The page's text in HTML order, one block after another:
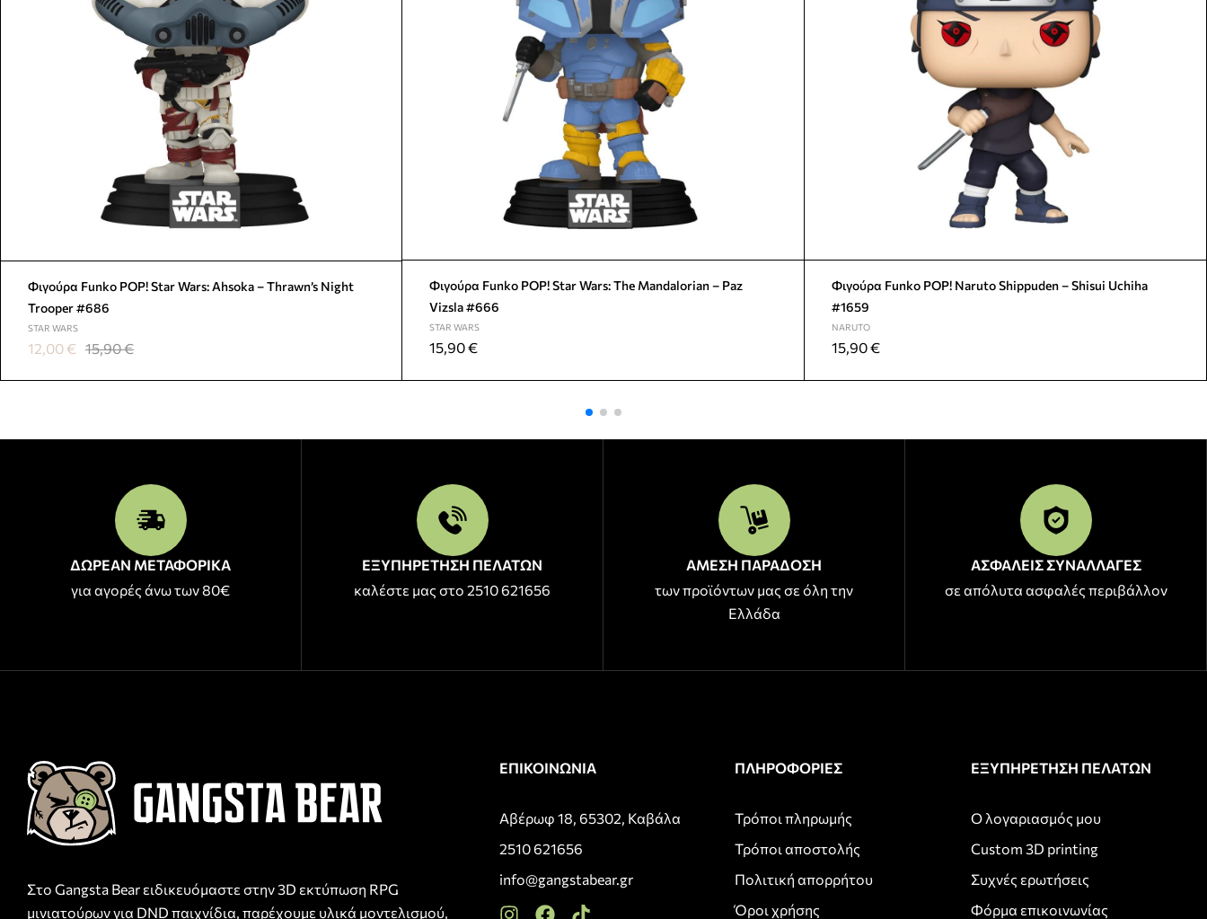
Φιγούρα Funko POP! Star Wars: Ahsoka – Thrawn’s Night
Trooper #686
STAR WARS
15,90€
12,00€
Φιγούρα Funko POP! Star Wars: The Mandalorian – Paz
Vizsla #666
STAR WARS
15,90€
Φιγούρα Funko POP! Naruto Shippuden – Shisui Uchiha
#1659
NARUTO
15,90€
ΔΩΡΕΑΝ ΜΕΤΑΦΟΡΙΚΑ
για αγορές άνω των 80€
ΕΞΥΠΗΡΕΤΗΣΗ ΠΕΛΑΤΩΝ
καλέστε μας στο 2510 621656
ΑΜΕΣΗ ΠΑΡΑΔΟΣΗ
των προϊόντων μας σε όλη την
Ελλάδα
ΑΣΦΑΛΕΙΣ ΣΥΝΑΛΛΑΓΕΣ
σε απόλυτα ασφαλές περιβάλλον
Στο Gangsta Bear ειδικευόμαστε στην 3D εκτύπωση RPG
μινιατούρων για DND παιχνίδια, παρέχουμε υλικά μοντελισμού,
ΕΠΙΚΟΙΝΩΝΙΑ
Αβέρωφ 18, 65302, Καβάλα
2510 621656
info@gangstabear.gr
ΠΛΗΡΟΦΟΡΙΕΣ
Τρόποι πληρωμής
Τρόποι αποστολής
Πολιτική απορρήτου
Όροι χρήσης
ΕΞΥΠΗΡΕΤΗΣΗ ΠΕΛΑΤΩΝ
Ο λογαριασμός μου
Custom 3D printing
Συχνές ερωτήσεις
Φόρμα επικοινωνίας